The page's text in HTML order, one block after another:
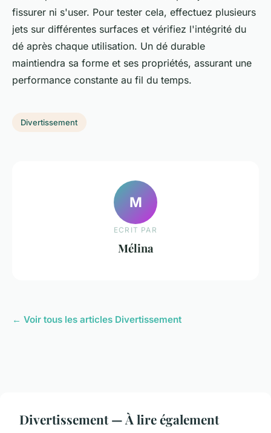
fissurer ni s'user. Pour tester cela, effectuez plusieurs
jets sur différentes surfaces et vérifiez l'intégrité du
dé après chaque utilisation. Un dé durable
maintiendra sa forme et ses propriétés, assurant une
performance constante au fil du temps.
Divertissement
M
ECRIT PAR
Mélina
← Voir tous les articles Divertissement
Divertissement — À lire également